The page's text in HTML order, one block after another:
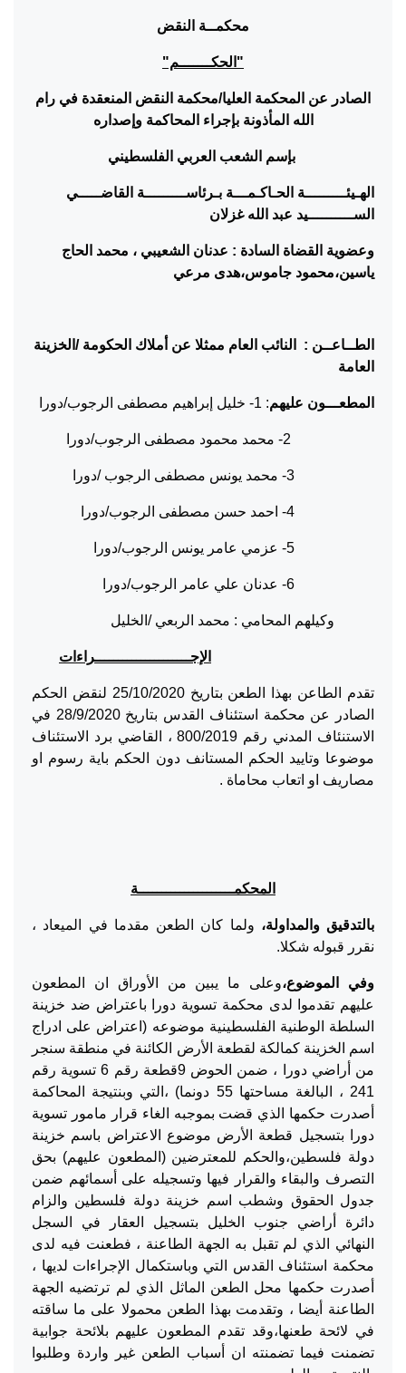
محكمــة النقض
"الحكـــــــم"
الصادر عن المحكمة العليا/محكمة النقض المنعقدة في رام
الله المأذونة بإجراء المحاكمة وإصداره
بإسم الشعب العربي الفلسطيني
الهـيئـــــــــة الحـاكـمـــة بـرئاســـــــــة القاضـــــي
الســــــــــيد عبد الله غزلان
وعضوية القضاة السادة : عدنان الشعيبي ، محمد الحاج
ياسين،محمود جاموس،هدى مرعي
الطــاعــن : النائب العام ممثلا عن أملاك الحكومة /الخزينة
العامة
المطعـــون عليهم: 1- خليل إبراهيم مصطفى الرجوب/دورا
وكيلهم المحامي : محمد الربعي /الخليل
الإجـــــــــــــــــــــراءات
تقدم الطاعن بهذا الطعن بتاريخ 25/10/2020 لنقض الحكم
الصادر عن محكمة استئناف القدس بتاريخ 28/9/2020 في
الاستنئاف المدني رقم 800/2019 ، القاضي برد الاستئناف
موضوعا وتاييد الحكم المستانف دون الحكم باية رسوم او
مصاريف او اتعاب محاماة .
المحكمـــــــــــــــــــــة
بالتدقيق والمداولة، ولما كان الطعن مقدما في الميعاد ،
نقرر قبوله شكلا.
وفي الموضوع،وعلى ما يبين من الأوراق ان المطعون
عليهم تقدموا لدى محكمة تسوية دورا باعتراض ضد خزينة
السلطة الوطنية الفلسطينية موضوعه (اعتراض على ادراج
اسم الخزينة كمالكة لقطعة الأرض الكائنة في منطقة سنجر
من أراضي دورا ، ضمن الحوض 9قطعة رقم 6 تسوية رقم
241 ، البالغة مساحتها 55 دونما) ،التي وبنتيجة المحاكمة
أصدرت حكمها الذي قضت بموجبه الغاء قرار مامور تسوية
دورا بتسجيل قطعة الأرض موضوع الاعتراض باسم خزينة
دولة فلسطين،والحكم للمعترضين (المطعون عليهم) بحق
التصرف والبقاء والقرار فيها وتسجيله على أسمائهم ضمن
جدول الحقوق وشطب اسم خزينة دولة فلسطين والزام
دائرة أراضي جنوب الخليل بتسجيل العقار في السجل
النهائي الذي لم تقبل به الجهة الطاعنة ، فطعنت فيه لدى
محكمة استئناف القدس التي وباستكمال الإجراءات لديها ،
أصدرت حكمها محل الطعن الماثل الذي لم ترتضيه الجهة
الطاعنة أيضا ، وتقدمت بهذا الطعن محمولا على ما ساقته
في لائحة طعنها،وقد تقدم المطعون عليهم بلائحة جوابية
تضمنت فيما تضمنته ان أسباب الطعن غير واردة وطلبوا